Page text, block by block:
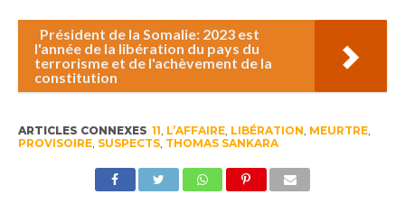
Président de la Somalie: 2023 est
l'année de la libération du pays du
terrorisme et de l'achèvement de la
constitution
ARTICLES CONNEXES 11 L’AFFAIRE, LIBÉRATION MEURTRE,
PROVISOIRE, SUSPECTS, THOMAS SANKARA